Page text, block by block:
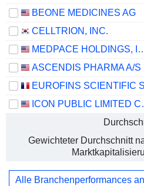
BEONE MEDICINES AG
CELLTRION, INC.
MEDPACE
ASCENDIS PHARMA A/S
EUROFINS SCIENTIFIC
ICON
Gewichteter Durchschnitt
Alle Branchenperformances